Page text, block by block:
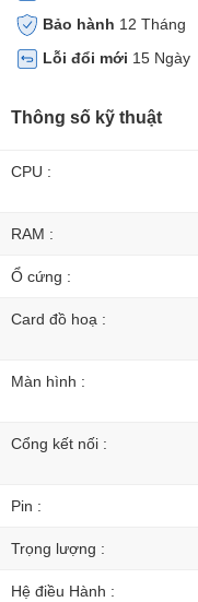
Bảo hành 12 Tháng
Lỗi đổi mới 15 Ngày
Thông số kỹ thuật
CPU :
RAM :
Ổ cứng :
Card đồ hoạ :
Màn hình :
Cổng kết nối :
Pin :
Trọng lượng :
Hệ điều Hành :